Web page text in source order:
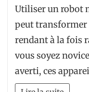
Utiliser un robot
peut transformer
rendant à la fois
vous soyez
averti, ces